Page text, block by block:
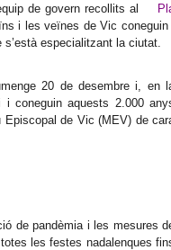
de govern recollits al
i les veïnes de Vic coneguin
especialitzant la ciutat.
20 de desembre i, en
coneguin aquests 2.000
de Vic (MEV) de
de pandèmia i les mesures
les festes nadalenques